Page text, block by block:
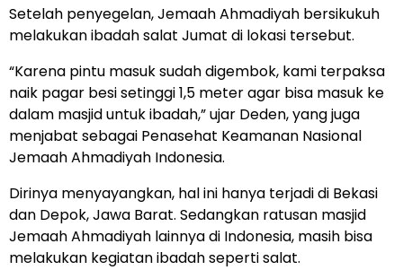
Setelah penyegelan, Jemaah Ahmadiyah bersikukuh
melakukan ibadah salat Jumat di lokasi tersebut.
“Karena pintu masuk sudah digembok, kami terpaksa
naik pagar besi setinggi 1,5 meter agar bisa masuk ke
dalam masjid untuk ibadah,” ujar Deden, yang juga
menjabat sebagai Penasehat Keamanan Nasional
Jemaah Ahmadiyah Indonesia.
Dirinya menyayangkan, hal ini hanya terjadi di Bekasi
dan Depok, Jawa Barat. Sedangkan ratusan masjid
Jemaah Ahmadiyah lainnya di Indonesia, masih bisa
melakukan kegiatan ibadah seperti salat.